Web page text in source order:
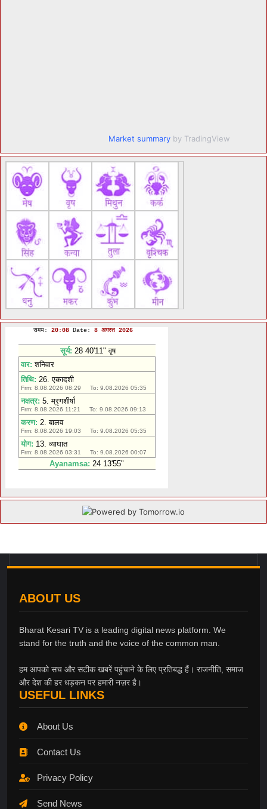
Market summary by TradingView
ABOUT US
Bharat Kesari TV is a leading digital news platform. We
stand for the truth and the voice of the common man.
हम आपको सच और सटीक खबरें पहुंचाने के लिए प्रतिबद्ध हैं। राजनीति, समाज
और देश की हर धड़कन पर हमारी नज़र है।
USEFUL LINKS
About Us
Contact Us
Privacy Policy
Send News